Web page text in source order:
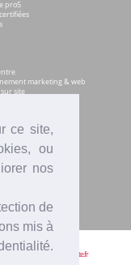
ce site,
ou
nos
de
mis à
pro5
marketing & web
site
54 64 29 20|info@power-plate.fr